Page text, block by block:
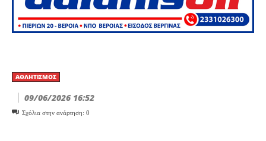
ΑΘΛΗΤΙΣΜΌΣ
09/06/2026 16:52
Σχόλια στην ανάρτηση: 0